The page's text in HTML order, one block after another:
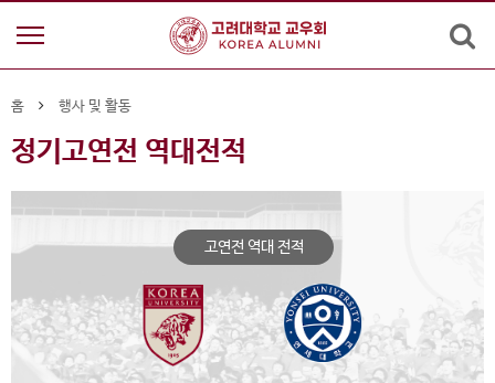
홈 행사 및 활동
정기고연전 역대전적
고연전 역대 전적